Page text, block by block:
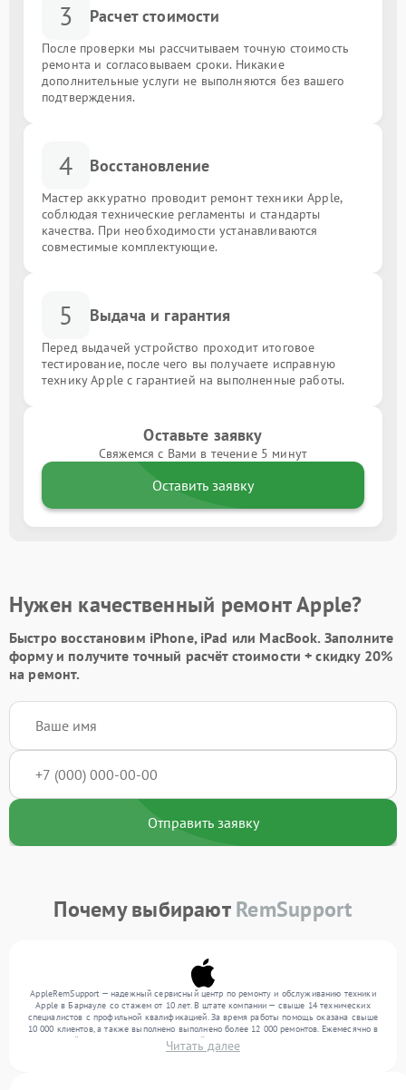
3 Расчет стоимости
После проверки мы рассчитываем точную стоимость
ремонта и согласовываем сроки. Никакие
дополнительные услуги не выполняются без вашего
подтверждения.
4 Восстановление
Мастер аккуратно проводит ремонт техники Apple,
соблюдая технические регламенты и стандарты
качества. При необходимости устанавливаются
совместимые комплектующие.
5 Выдача и гарантия
Перед выдачей устройство проходит итоговое
тестирование, после чего вы получаете исправную
технику Apple с гарантией на выполненные работы.
Оставьте заявку
Свяжемся с Вами в течение 5 минут
Оставить заявку
Нужен качественный ремонт Apple?
Быстро восстановим iPhone, iPad или MacBook. Заполните
формуи получите точный расчёт стоимости +скидку 20%
на ремонт.
Отправить заявку
Почему выбираютRemSupport
AppleRemSupport — надежный сервисный центр по ремонту и обслуживанию техники
Apple в Барнауле со стажем от 10 лет. В штате компании — свыше 14 технических
специалистов с профильной квалификацией. За время работы помощь оказана свыше
10 000 клиентов, а также выполнено выполнено более 12 000 ремонтов. Ежемесячно в
сервисный центр поступает от 300 устройств, включая , , . Мы работаем с широким
спектром неисправностей и поддерживаем высокий стандарт качества благодаря
Читать далее